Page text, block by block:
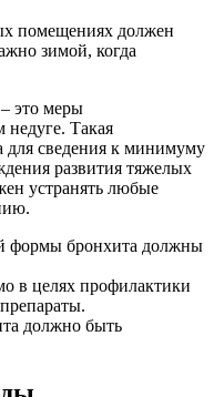
помещениях должен
зимой, когда
это меры
недуге. Такая
для сведения к минимуму
развития тяжелых
устранять любые
формы бронхита должны
в целях профилактики
должно быть